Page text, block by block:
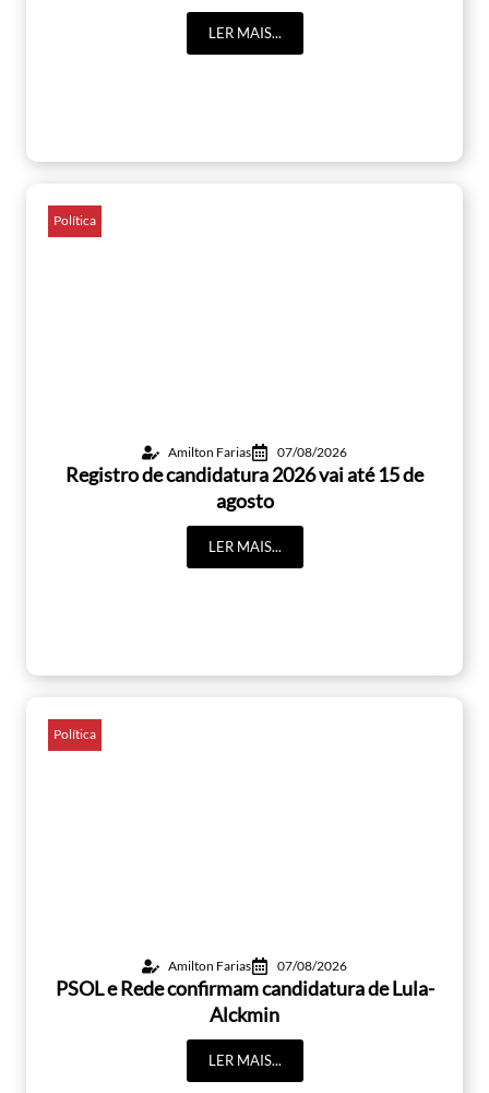
LER MAIS...
Política
Amilton Farias 07/08/2026
Registro de candidatura 2026 vai até 15 de
agosto
LER MAIS...
Política
Amilton Farias 07/08/2026
PSOL e Rede confirmam candidatura de Lula-
Alckmin
LER MAIS...